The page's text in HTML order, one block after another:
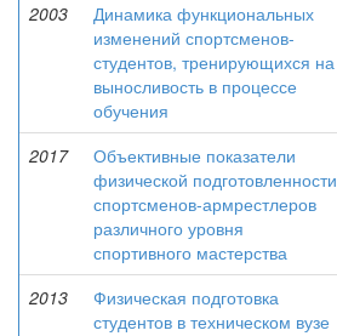
2003
Динамика функциональных
изменений спортсменов-
студентов, тренирующихся на
выносливость в процессе
обучения
2017
Объективные показатели
физической подготовленности
спортсменов-армрестлеров
различного уровня
спортивного мастерства
2013
Физическая подготовка
студентов в техническом вузе